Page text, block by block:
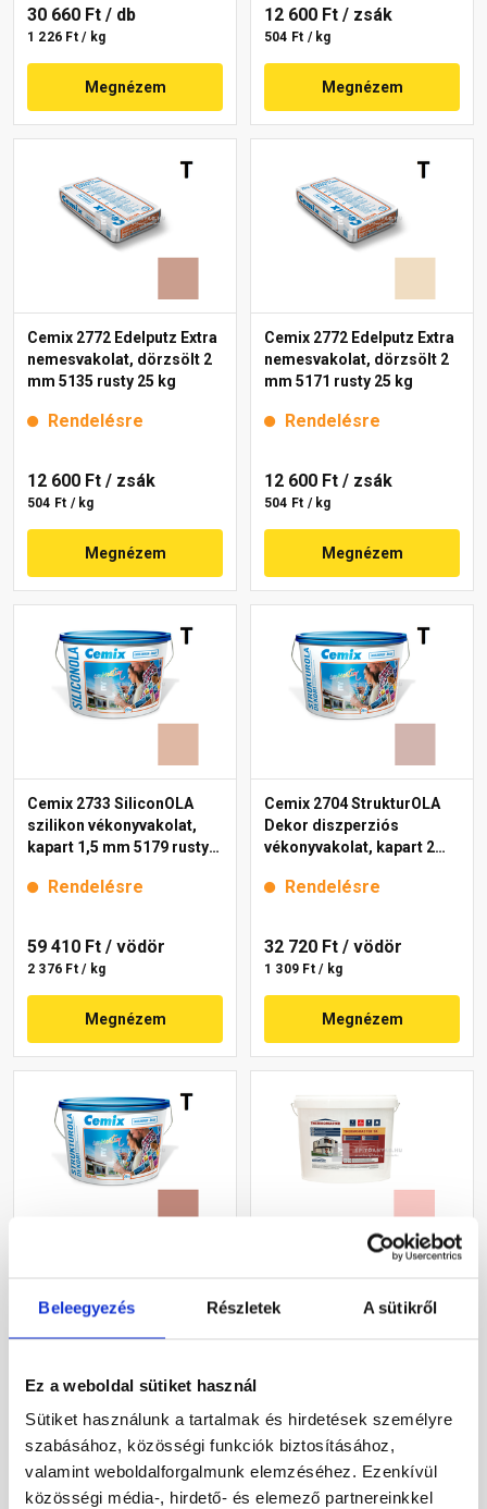
Beleegyezés Részletek A sütikről
Ez a weboldal sütiket használ
Sütiket használunk a tartalmak és hirdetések személyre
szabásához, közösségi funkciók biztosításához,
valamint weboldalforgalmunk elemzéséhez. Ezenkívül
közösségi média-, hirdető- és elemező partnereinkkel
30 660 Ft / db
1 226 Ft / kg
Megnézem
12 600 Ft / zsák
504 Ft / kg
Megnézem
Cemix 2772 Edelputz Extra
nemesvakolat, dörzsölt 2
mm 5135 rusty 25 kg
Rendelésre
12 600 Ft / zsák
504 Ft / kg
Megnézem
Cemix 2772 Edelputz Extra
nemesvakolat, dörzsölt 2
mm 5171 rusty 25 kg
Rendelésre
12 600 Ft / zsák
504 Ft / kg
Megnézem
Cemix 2733 SiliconOLA
szilikon vékonyvakolat,
kapart 1,5 mm 5179 rusty
Rendelésre
59 410 Ft / vödör
2 376 Ft / kg
Megnézem
Cemix 2704 StrukturOLA
Dekor diszperziós
vékonyvakolat, kapart 2
Rendelésre
32 720 Ft / vödör
1 309 Ft / kg
Megnézem
vékonyvakolat, dörzsölt 2
mm 5147 rusty 25 kg
36 460 Ft/ vödör
vékonyvakolat, kapart 1,5
30 660 Ft/ db